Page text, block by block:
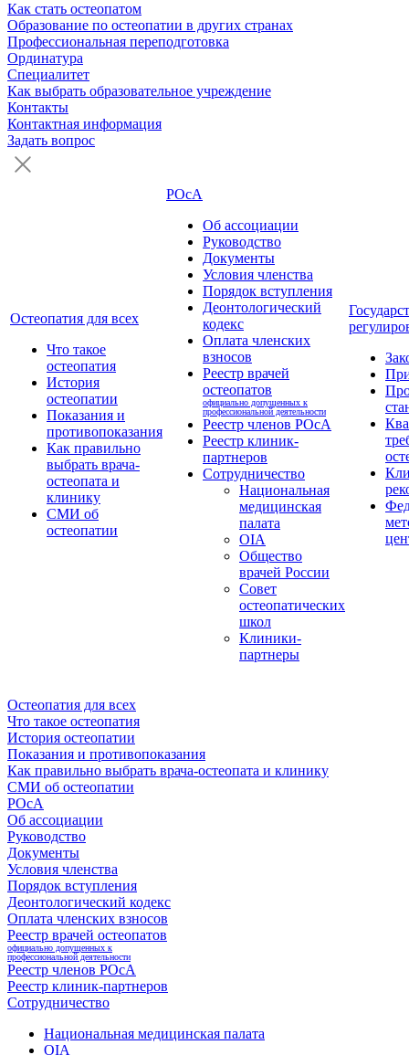
Как стать остеопатом
Образование по остеопатии в других странах
Профессиональная переподготовка
Ординатура
Специалитет
Как выбрать образовательное учреждение
Контакты
Контактная информация
Задать вопрос
Остеопатия для всех
Что такое
остеопатия
История
остеопатии
Показания и
противопоказания
Как правильно
выбрать врача-
остеопата и
клинику
СМИ об
остеопатии
РОсА
Об ассоциации
Руководство
Документы
Условия членства
Порядок вступления
Деонтологический
кодекс
Оплата членских
взносов
Реестр врачей
остеопатов
официально допущенных к
профессиональной деятельности
Реестр членов РОсА
Реестр клиник-
партнеров
Сотрудничество
Национальная
медицинская
палата
OIA
Общество
врачей России
Совет
остеопатических
школ
Клиники-
партнеры
Остеопатия для всех
Что такое остеопатия
История остеопатии
Показания и противопоказания
Как правильно выбрать врача-остеопата и клинику
СМИ об остеопатии
РОсА
Об ассоциации
Руководство
Документы
Условия членства
Порядок вступления
Деонтологический кодекс
Оплата членских взносов
Реестр врачей остеопатов
официально допущенных к
профессиональной деятельности
Реестр членов РОсА
Реестр клиник-партнеров
Сотрудничество
Национальная медицинская палата
OIA